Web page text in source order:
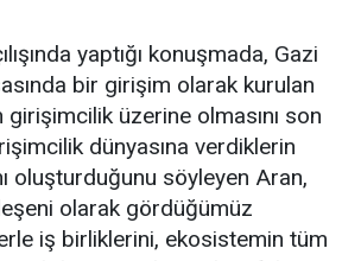
yaptığı konuşmada, Gazi
bir girişim olarak kurulan
girişimcilik üzerine olmasını son
dünyasına verdiklerin
oluşturduğunu söyleyen Aran,
olarak gördüğümüz
iş birliklerini, ekosistemin tüm